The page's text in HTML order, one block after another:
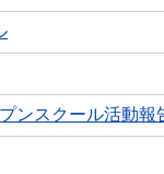
ンスクール活動報